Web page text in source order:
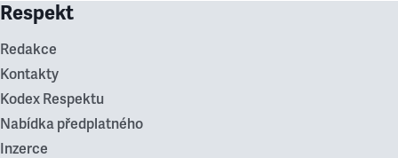
Respekt
Redakce
Kontakty
Kodex Respektu
Nabídka předplatného
Inzerce